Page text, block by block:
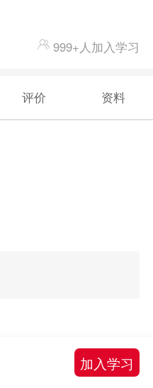
999+人加入学习
评价 资料
加入学习